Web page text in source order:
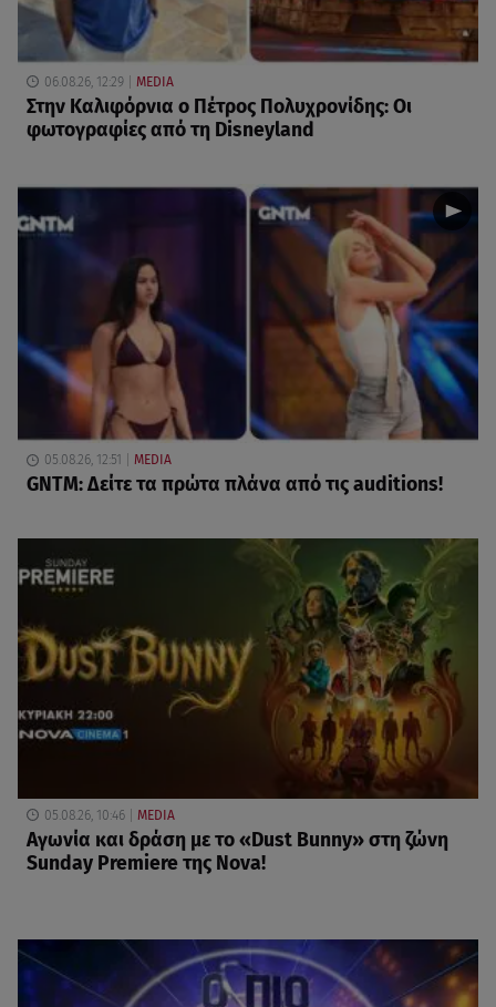
06.08.26, 12:29 MEDIA
Στην Καλιφόρνια ο Πέτρος Πολυχρονίδης: Οι
φωτογραφίες από τη Disneyland
05.08.26, 12:51 MEDIA
GNTM: Δείτε τα πρώτα πλάνα από τις auditions!
05.08.26, 10:46 MEDIA
Αγωνία και δράση με το «Dust Bunny» στη ζώνη
Sunday Premiere της Nova!